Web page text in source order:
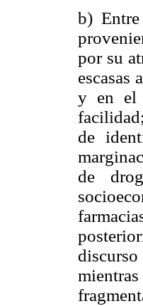
b)
por su
escasas
y en el
de
de